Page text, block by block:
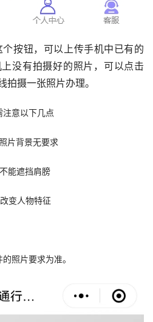
个按钮，可以上传手机中已有的
没有拍摄好的照片，可以点击
拍摄一张照片办理。
意以下几点
片背景无要求
能遮挡肩膀
变人物特征
照片要求为准。